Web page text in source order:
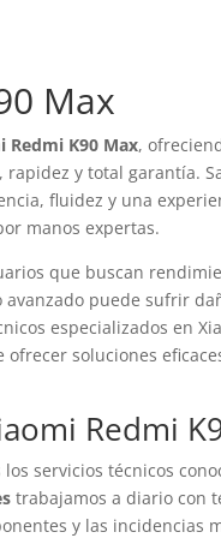
Max
Redmi K90 Max,
y total garantía.
fluidez y una
manos expertas.
que buscan
puede sufrir
especializados en
soluciones
Redmi
servicios técnicos
trabajamos a diario con
y las incidencias